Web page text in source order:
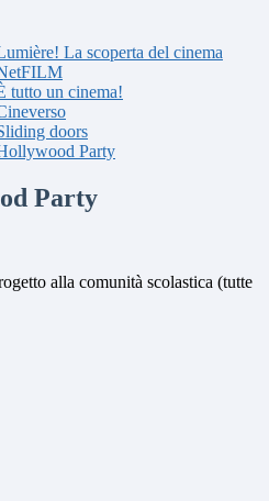
La scoperta del cinema
tutto un cinema!
doors
Party
Party
alla comunità scolastica (tutte